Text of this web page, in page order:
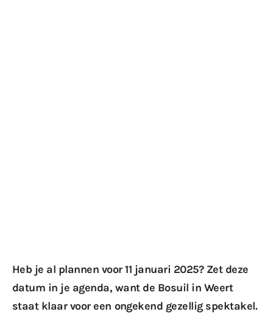
Heb je al plannen voor 11 januari 2025? Zet deze
datum in je agenda, want de Bosuil in Weert
staat klaar voor een ongekend gezellig spektakel.